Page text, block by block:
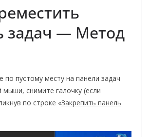
задач — Метод
по пустому месту на панели задач
мыши, снимите галочку (если
по строке «Закрепить панель